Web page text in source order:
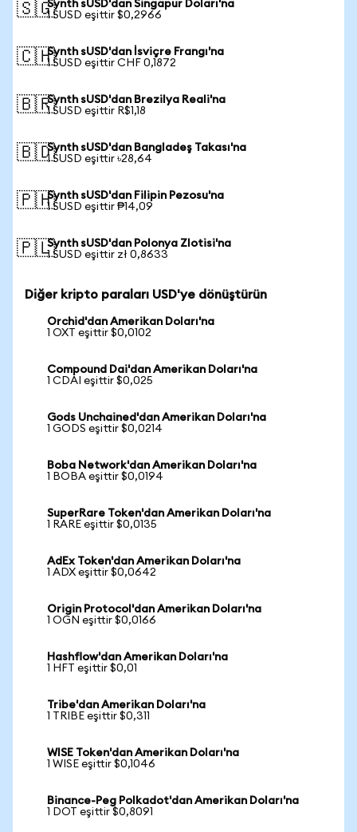
🇸🇬Synth sUSD'dan Singapur Doları'na
1 SUSD eşittir $0,2966
🇨🇭Synth sUSD'dan İsviçre Frangı'na
1 SUSD eşittir CHF 0,1872
🇧🇷Synth sUSD'dan Brezilya Reali'na
1 SUSD eşittir R$1,18
🇧🇩Synth sUSD'dan Bangladeş Takası'na
1 SUSD eşittir ৳28,64
🇵🇭Synth sUSD'dan Filipin Pezosu'na
1 SUSD eşittir ₱14,09
🇵🇱Synth sUSD'dan Polonya Zlotisi'na
1 SUSD eşittir zł 0,8633
Diğer kripto paraları USD'ye dönüştürün
Orchid'dan Amerikan Doları'na
1 OXT eşittir $0,0102
Compound Dai'dan Amerikan Doları'na
1 CDAI eşittir $0,025
Gods Unchained'dan Amerikan Doları'na
1 GODS eşittir $0,0214
Boba Network'dan Amerikan Doları'na
1 BOBA eşittir $0,0194
SuperRare Token'dan Amerikan Doları'na
1 RARE eşittir $0,0135
AdEx Token'dan Amerikan Doları'na
1 ADX eşittir $0,0642
Origin Protocol'dan Amerikan Doları'na
1 OGN eşittir $0,0166
Hashflow'dan Amerikan Doları'na
1 HFT eşittir $0,01
Tribe'dan Amerikan Doları'na
1 TRIBE eşittir $0,311
WISE Token'dan Amerikan Doları'na
1 WISE eşittir $0,1046
Binance-Peg Polkadot'dan Amerikan Doları'na
1 DOT eşittir $0,8091